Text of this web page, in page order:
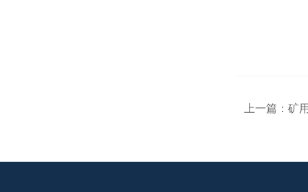
上一篇： 矿